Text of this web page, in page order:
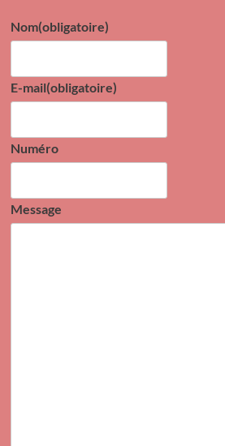
Nom(obligatoire)
E-mail(obligatoire)
Numéro
Message